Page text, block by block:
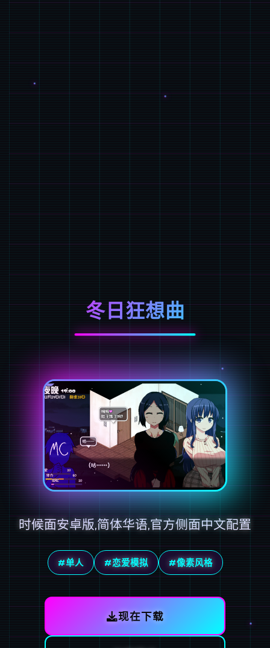
冬日狂想曲
时候面安卓版,简体华语,官方侧面中文配置
#单人 #恋爱模拟 #像素风格
现在下载